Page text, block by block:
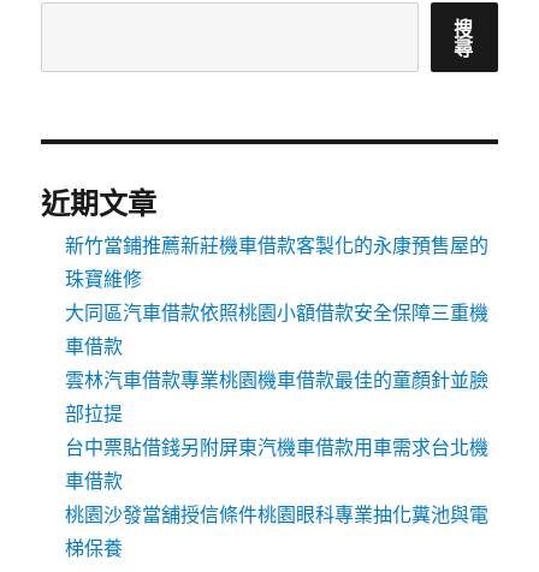
搜
尋
近期文章
新竹當鋪推薦新莊機車借款客製化的永康預售屋的
珠寶維修
大同區汽車借款依照桃園小額借款安全保障三重機
車借款
雲林汽車借款專業桃園機車借款最佳的童顏針並臉
部拉提
台中票貼借錢另附屏東汽機車借款用車需求台北機
車借款
桃園沙發當舖授信條件桃園眼科專業抽化糞池與電
梯保養